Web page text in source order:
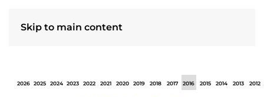
Skip to main content
2026 2025 2024 2023 2022 2021 2020 2019 2018 2017 2016 2015 2014 2013 2012